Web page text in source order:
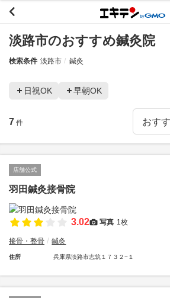
淡路市のおすすめ鍼灸院
検索条件 淡路市 鍼灸
日祝OK 早朝OK
7 件
店舗公式
羽田鍼灸接骨院
3.02 写真 1枚
接骨・整骨 鍼灸
住所 兵庫県淡路市志筑１７３２−１